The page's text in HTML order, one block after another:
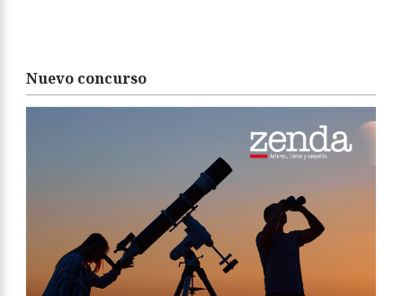
Nuevo concurso